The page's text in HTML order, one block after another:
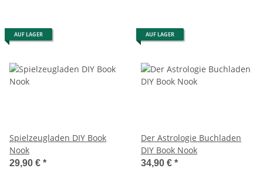
AUF LAGER
Spielzeugladen DIY Book
Nook
29,90 € *
AUF LAGER
Der Astrologie Buchladen
DIY Book Nook
34,90 € *